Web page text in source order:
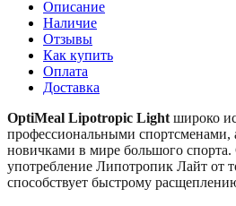
Описание
Наличие
Отзывы
Как купить
Оплата
Доставка
OptiMeal Lipotropic Light широко
профессиональными спортсменами,
новичками в мире большого спорта.
употребление Липотропик Лайт от
способствует быстрому